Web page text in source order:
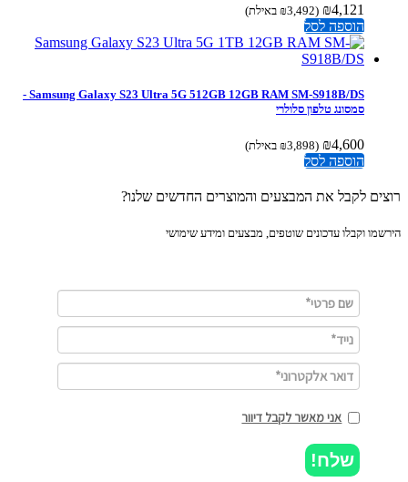
₪4,121
(
₪3,492 באילת)
הוספה לסל
Samsung Galaxy S23 Ultra 5G 512GB 12GB RAM SM-S918B/DS -
סמסונג טלפון סלולרי
₪4,600
(
₪3,898 באילת)
הוספה לסל
לקבל את המבצעים והמוצרים החדשים שלנו?
וקבלו עדכונים שוטפים, מבצעים ומידע שימושי
אני מאשר לקבל דיוור
שלח!